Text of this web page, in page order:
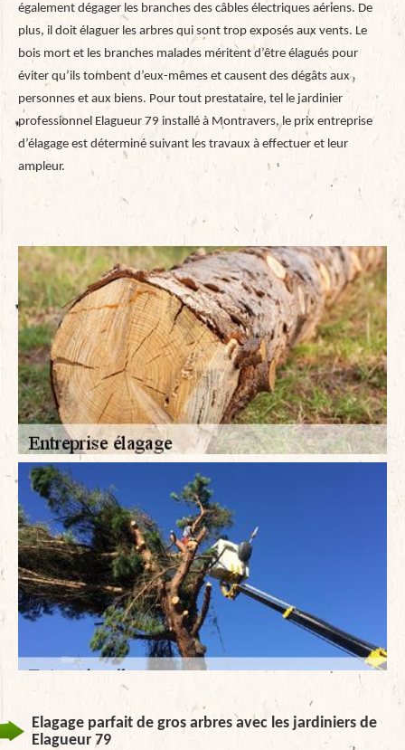
également dégager les branches des câbles électriques aériens. De
plus, il doit élaguer les arbres qui sont trop exposés aux vents. Le
bois mort et les branches malades méritent d’être élagués pour
éviter qu’ils tombent d’eux-mêmes et causent des dégâts aux
personnes et aux biens. Pour tout prestataire, tel le jardinier
professionnel Elagueur 79 installé à Montravers, le prix entreprise
d’élagage est déterminé suivant les travaux à effectuer et leur
ampleur.
Elagage parfait de gros arbres avec les jardiniers de
Elagueur 79